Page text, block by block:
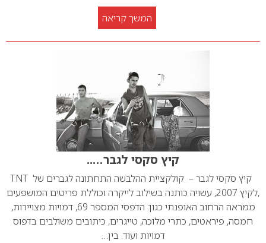
המשך קריאה
קיץ סקסי לגבר…..
קיץ סקסי לגבר – קולקציית ההלבשה התחתונה לגברים של TNT
,לקיץ 2007, עשויה כותנה בשילוב לייקרה וכוללת פריטים המושפעים
ממראה הרחוב האופנתי כגון: הדפסי המספר 69, דמויות מצויירות,
חמסה, פיראטים, כתרי מלוכה, טייגרים, כיתובים משולבים בדפוס
דמויות ועוד. בין…